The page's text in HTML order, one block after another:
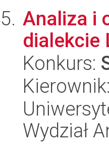
Analiza i
dialekcie
Konkurs:
Wydział